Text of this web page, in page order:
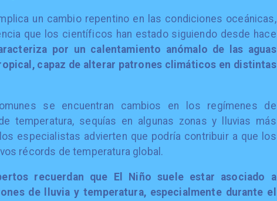
un cambio repentino en las condiciones oceánicas,
que los científicos han estado siguiendo desde hace
por un calentamiento anómalo de las aguas
capaz de alterar patrones climáticos en distintas
se encuentran cambios en los regímenes de
temperatura, sequías en algunas zonas y lluvias más
especialistas advierten que podría contribuir a que los
récords de temperatura global.
recuerdan que El Niño suele estar asociado a
de lluvia y temperatura, especialmente durante el